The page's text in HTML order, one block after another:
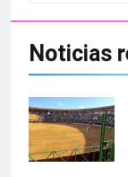
Noticias